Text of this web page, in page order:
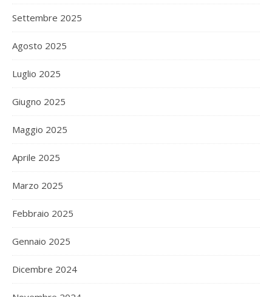
Settembre 2025
Agosto 2025
Luglio 2025
Giugno 2025
Maggio 2025
Aprile 2025
Marzo 2025
Febbraio 2025
Gennaio 2025
Dicembre 2024